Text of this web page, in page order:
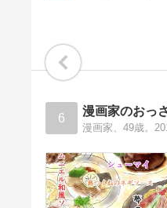
6 漫画家のおっ